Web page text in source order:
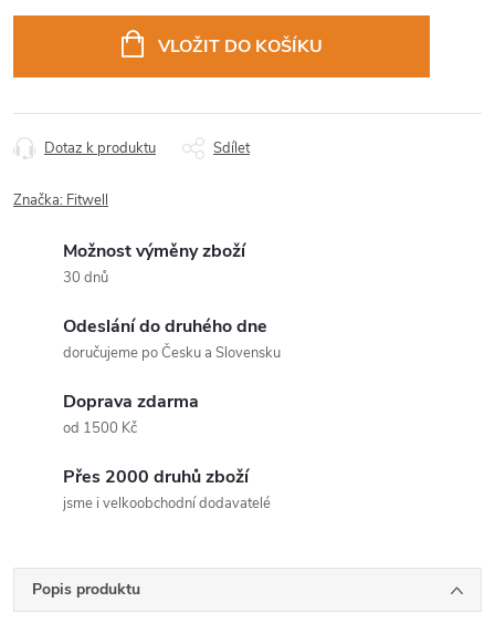
VLOŽIT DO KOŠÍKU
Dotaz k produktu Sdílet
Značka: Fitwell
Možnost výměny zboží
30 dnů
Odeslání do druhého dne
doručujeme po Česku a Slovensku
Doprava zdarma
od 1500 Kč
Přes 2000 druhů zboží
jsme i velkoobchodní dodavatelé
Popis produktu